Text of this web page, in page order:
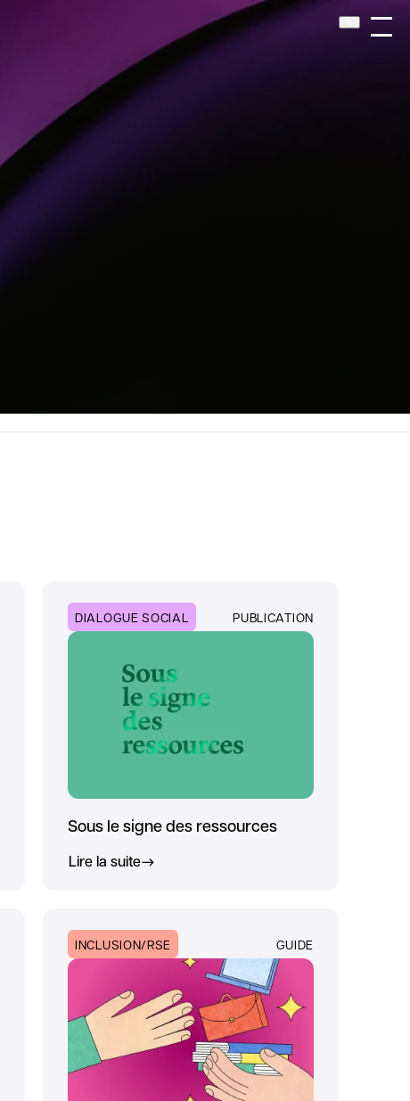
DIALOGUE SOCIAL PUBLICATION
Sous le signe des ressources
Lire la suite
INCLUSION/RSE GUIDE